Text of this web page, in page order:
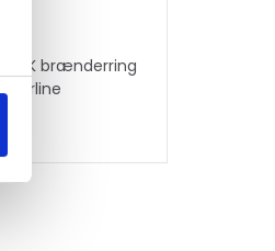
WOK brænderring